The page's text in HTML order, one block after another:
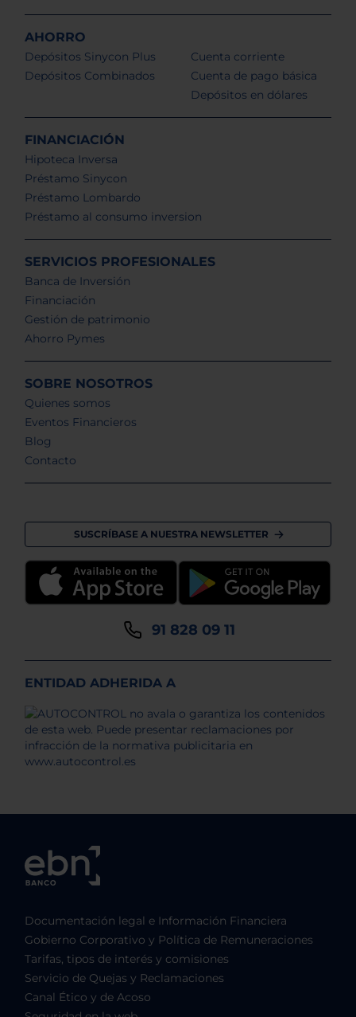
AHORRO
Depósitos Sinycon Plus
Depósitos Combinados
Cuenta corriente
Cuenta de pago básica
Depósitos en dólares
FINANCIACIÓN
Hipoteca Inversa
Préstamo Sinycon
Préstamo Lombardo
Préstamo al consumo inversion
SERVICIOS PROFESIONALES
Banca de Inversión
Financiación
Gestión de patrimonio
Ahorro Pymes
SOBRE NOSOTROS
Quienes somos
Eventos Financieros
Blog
Contacto
SUSCRÍBASE A NUESTRA NEWSLETTER
91 828 09 11
ENTIDAD ADHERIDA A
Documentación legal e Información Financiera
Gobierno Corporativo y Política de Remuneraciones
Tarifas, tipos de interés y comisiones
Servicio de Quejas y Reclamaciones
Canal Ético y de Acoso